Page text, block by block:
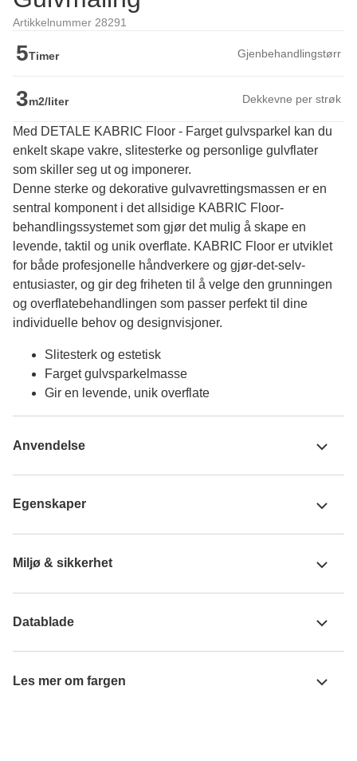
Artikkelnummer 28291
5Timer Gjenbehandlingstørr
3m2/liter Dekkevne per strøk
Med DETALE KABRIC Floor - Farget gulvsparkel kan du
enkelt skape vakre, slitesterke og personlige gulvflater
som skiller seg ut og imponerer.
Denne sterke og dekorative gulvavrettingsmassen er en
sentral komponent i det allsidige KABRIC Floor-
behandlingssystemet som gjør det mulig å skape en
levende, taktil og unik overflate. KABRIC Floor er utviklet
for både profesjonelle håndverkere og gjør-det-selv-
entusiaster, og gir deg friheten til å velge den grunningen
og overflatebehandlingen som passer perfekt til dine
individuelle behov og designvisjoner.
Slitesterk og estetisk
Farget gulvsparkelmasse
Gir en levende, unik overflate
Anvendelse
Egenskaper
Miljø & sikkerhet
Datablade
Les mer om fargen